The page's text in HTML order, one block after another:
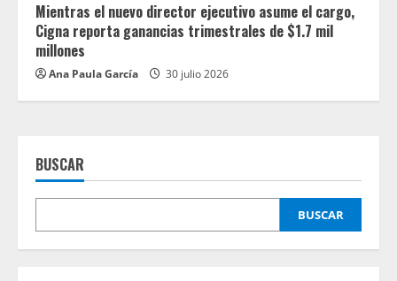
Mientras el nuevo director ejecutivo asume el cargo,
Cigna reporta ganancias trimestrales de $1.7 mil
millones
Ana Paula García 30 julio 2026
BUSCAR
BUSCAR